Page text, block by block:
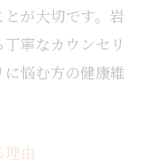
が大切です。岩
寧なカウンセリ
悩む方の健康維
理由